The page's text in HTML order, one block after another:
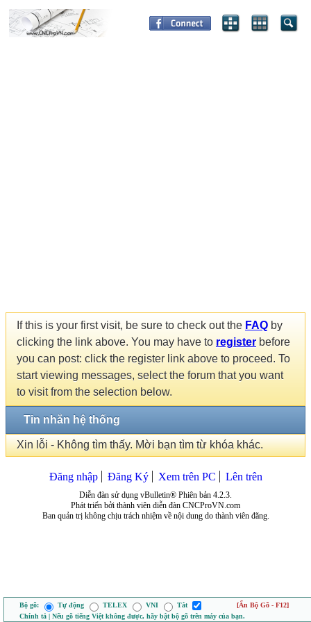
If this is your first visit, be sure to check out the FAQ by
clicking the link above. You may have to register before
you can post: click the register link above to proceed. To
start viewing messages, select the forum that you want
to visit from the selection below.
Tin nhắn hệ thống
Xin lỗi - Không tìm thấy. Mời bạn tìm từ khóa khác.
Đăng nhập Đăng Ký Xem trên PC Lên trên
Diễn đàn sử dụng vBulletin® Phiên bản 4.2.3.
Phát triển bởi thành viên diễn đàn CNCProVN.com
Ban quản trị không chịu trách nhiệm về nội dung do thành viên đăng.
Bộ gõ: Tự động TELEX VNI Tắt
[Ẩn Bộ Gõ - F12]
Chính tả | Nếu gõ tiếng Việt không được, hãy bật bộ gõ trên máy của bạn.